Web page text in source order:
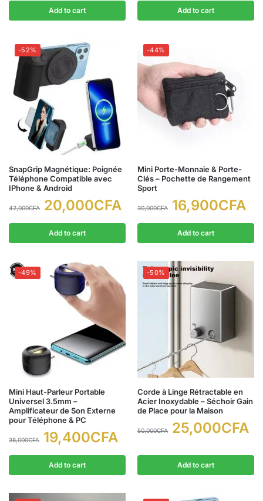
Add to cart Add to cart
-52%
SnapGrip Magnétique: Poignée
Téléphone Compatible avec
IPhone & Android
42,000CFA 20,000CFA
Add to cart
-44%
Mini Porte-Monnaie & Porte-
Clés – Pochette de Rangement
Sport
30,000CFA 16,900CFA
Add to cart
-49%
Mini Haut-Parleur Portable
Universel 3.5mm –
Amplificateur de Son Externe
pour Téléphone & PC
38,000CFA 19,400CFA
Add to cart
-50%
Corde à Linge Rétractable en
Acier Inoxydable – Séchoir Gain
de Place pour la Maison
50,000CFA 25,000CFA
Add to cart